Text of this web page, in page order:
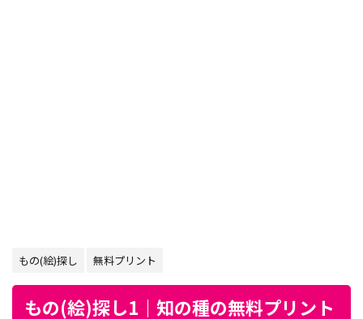
もの(絵)探し 無料プリント
もの(絵)探し1｜知の種の無料プリント